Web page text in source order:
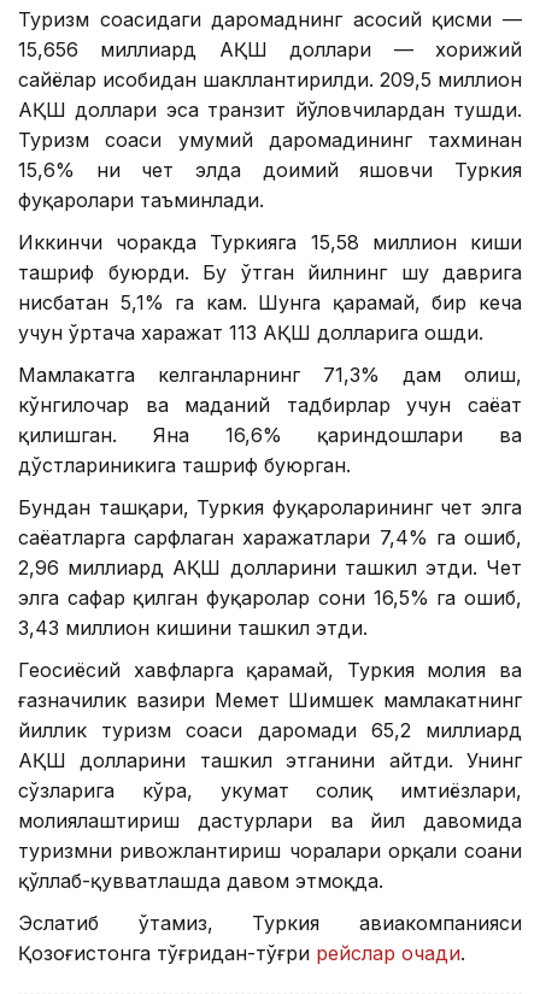
Туризм соҳасидаги даромаднинг асосий қисми —
15,656 миллиард АҚШ доллари — хорижий
сайёҳлар ҳисобидан шакллантирилди. 209,5 миллион
АҚШ доллари эса транзит йўловчилардан тушди.
Туризм соҳаси умумий даромадининг тахминан
15,6% ни чет элда доимий яшовчи Туркия
фуқаролари таъминлади.
Иккинчи чоракда Туркияга 15,58 миллион киши
ташриф буюрди. Бу ўтган йилнинг шу даврига
нисбатан 5,1% га кам. Шунга қарамай, бир кеча
учун ўртача харажат 113 АҚШ долларига ошди.
Мамлакатга келганларнинг 71,3% дам олиш,
кўнгилочар ва маданий тадбирлар учун саёҳат
қилишган. Яна 16,6% қариндошлари ва
дўстлариникига ташриф буюрган.
Бундан ташқари, Туркия фуқароларининг чет элга
саёҳатларга сарфлаган харажатлари 7,4% га ошиб,
2,96 миллиард АҚШ долларини ташкил этди. Чет
элга сафар қилган фуқаролар сони 16,5% га ошиб,
3,43 миллион кишини ташкил этди.
Геосиёсий хавфларга қарамай, Туркия молия ва
ғазначилик вазири Меҳмет Шимшек мамлакатнинг
йиллик туризм соҳаси даромади 65,2 миллиард
АҚШ долларини ташкил этганини айтди. Унинг
сўзларига кўра, ҳукумат солиқ имтиёзлари,
молиялаштириш дастурлари ва йил давомида
туризмни ривожлантириш чоралари орқали соҳани
қўллаб-қувватлашда давом этмоқда.
Эслатиб ўтамиз, Туркия авиакомпанияси
Қозоғистонга тўғридан-тўғри рейслар очади.